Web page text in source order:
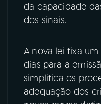
07 ÚLTIMAS
08FESTIVAL DE
ACOMPANHE A RÁDIO
da capacidade
dos sinais.
A nova lei fixa
dias para a
simplifica os
adequação dos